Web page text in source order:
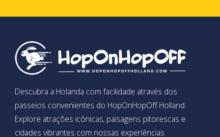
Descubra a Holanda com facilidade através dos
passeios convenientes do HopOnHopOff Holland.
Explore atrações icônicas, paisagens pitorescas e
cidades vibrantes com nossas experiências